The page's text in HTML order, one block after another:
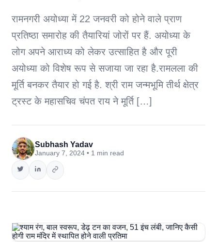
रामनगरी अयोध्या में 22 जनवरी को होने वाले प्राण
प्रतिष्ठा समारोह की तैयारियां जोरों पर हैं. अयोध्या के
लोग अपने आराध्य को लेकर उत्साहित है और पूरी
अयोध्या को विशेष रूप से सजाया जा रहा है.रामलला की
मूर्ति बनकर तैयार हो गई है. श्री राम जन्मभूमि तीर्थ क्षेत्र
ट्रस्ट के महासचिव चंपत राय ने मूर्ति […]
Subhash Yadav
January 7, 2024 • 1 min read